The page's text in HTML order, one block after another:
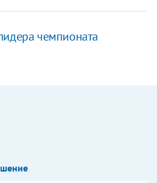
чемпионата